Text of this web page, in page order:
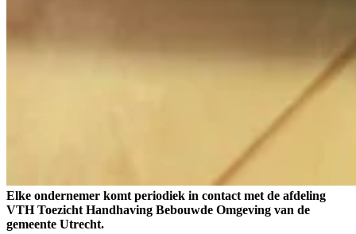
Elke ondernemer komt periodiek in contact met de afdeling
VTH Toezicht Handhaving Bebouwde Omgeving van de
gemeente Utrecht.